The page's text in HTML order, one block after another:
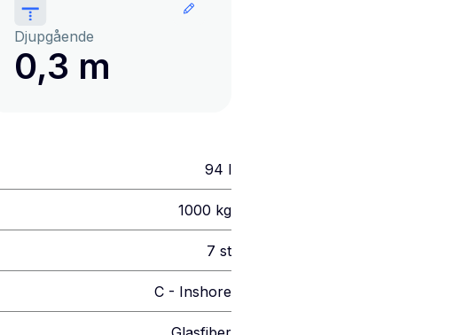
Djupgående
0,3 m
94 l
1000 kg
7 st
C - Inshore